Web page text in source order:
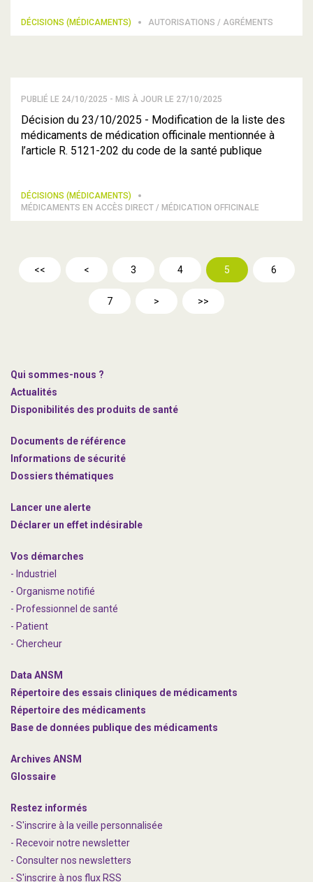
DÉCISIONS (MÉDICAMENTS) AUTORISATIONS / AGRÉMENTS
PUBLIÉ LE 24/10/2025 - MIS À JOUR LE 27/10/2025
Décision du 23/10/2025 - Modification de la liste des
médicaments de médication officinale mentionnée à
l’article R. 5121-202 du code de la santé publique
DÉCISIONS (MÉDICAMENTS)
MÉDICAMENTS EN ACCÈS DIRECT / MÉDICATION OFFICINALE
<< < 3 4 5 6
7 > >>
Qui sommes-nous ?
Actualités
Disponibilités des produits de santé
Documents de référence
Informations de sécurité
Dossiers thématiques
Lancer une alerte
Déclarer un effet indésirable
Vos démarches
- Industriel
- Organisme notifié
- Professionnel de santé
- Patient
- Chercheur
Data ANSM
Répertoire des essais cliniques de médicaments
Répertoire des médicaments
Base de données publique des médicaments
Archives ANSM
Glossaire
Restez informés
- S'inscrire à la veille personnalisée
- Recevoir notre newsletter
- Consulter nos newsletters
- S'inscrire à nos flux RSS